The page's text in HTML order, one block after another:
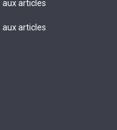
aux articles
aux articles